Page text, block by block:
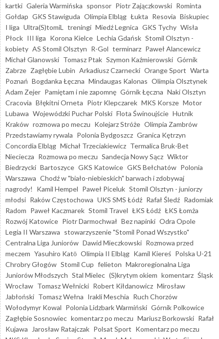
kartki Galeria Warmińska sponsor Piotr Zajączkowski Rominta
Gołdap GKS Stawiguda Olimpia Elbląg Łukta Resovia Biskupiec
I liga Ultra(S)tomiL treningi Miedź Legnica GKS Tychy Wisła
Płock III liga Korona Kielce Lechia Gdańsk Stomil Olsztyn -
kobiety AS Stomil Olsztyn R-Gol terminarz Paweł Alancewicz
Michał Glanowski Tomasz Ptak Szymon Kaźmierowski Górnik
Zabrze Zagłębie Lubin Arkadiusz Czarnecki Orange Sport Warta
Poznań Bogdanka Łęczna Mindaugas Kalonas Olimpia Olsztynek
Adam Zejer Pamiętam i nie zapomnę Górnik Łęczna Naki Olsztyn
Cracovia Błękitni Orneta Piotr Klepczarek MKS Korsze Motor
Lubawa Wojewódzki Puchar Polski Flota Świnoujście Hutnik
Kraków rozmowa po meczu Kolejarz Stróże Olimpia Zambrów
Przedstawiamy rywala Polonia Bydgoszcz Granica Kętrzyn
Concordia Elbląg Michał Trzeciakiewicz Termalica Bruk-Bet
Nieciecza Rozmowa po meczu Sandecja Nowy Sącz Wiktor
Biedrzycki Bartoszyce GKS Katowice GKS Bełchatów Polonia
Warszawa Chodź w "biało-niebieskich" barwach i zdobywaj
nagrody!
Kamil Hempel Paweł Piceluk Stomil Olsztyn - juniorzy
młodsi Raków Częstochowa UKS SMS Łódź Rafał Śledź Radomiak
Radom Paweł Kaczmarek Stomil Travel ŁKS Łódź ŁKS Łomża
Rozwój Katowice Piotr Darmochwał Bez napinki Odra Opole
Legia II Warszawa stowarzyszenie "Stomil Ponad Wszystko"
Centralna Liga Juniorów Dawid Mieczkowski Rozmowa przed
meczem Yasuhiro Katō Olimpia II Elbląg Kamil Kiereś Polska U-21
Chrobry Głogów Stomil Cup felieton Makroregionalna Liga
Juniorów Młodszych Stal Mielec (S)krytym okiem komentarz Śląsk
Wrocław Tomasz Wełnicki Robert Kiłdanowicz Mirosław
Jabłoński Tomasz Wełna Irakli Meschia Ruch Chorzów
Wołodymyr Kowal Polonia Lidzbark Warmiński Górnik Polkowice
Zagłębie Sosnowiec komentarz po meczu Mariusz Borkowski Rafał
Kujawa
Jarosław Ratajczak Polsat Sport Komentarz po meczu